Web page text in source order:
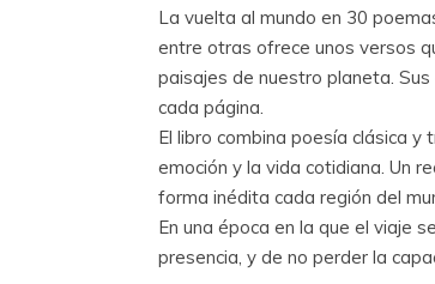
La vuelta al mundo en 30
entre otras ofrece unos versos
paisajes de nuestro planeta.
cada página.
El libro combina poesía clásica
emoción y la vida cotidiana. Un
forma inédita cada región del
En una época en la que el viaje
presencia, y de no perder la